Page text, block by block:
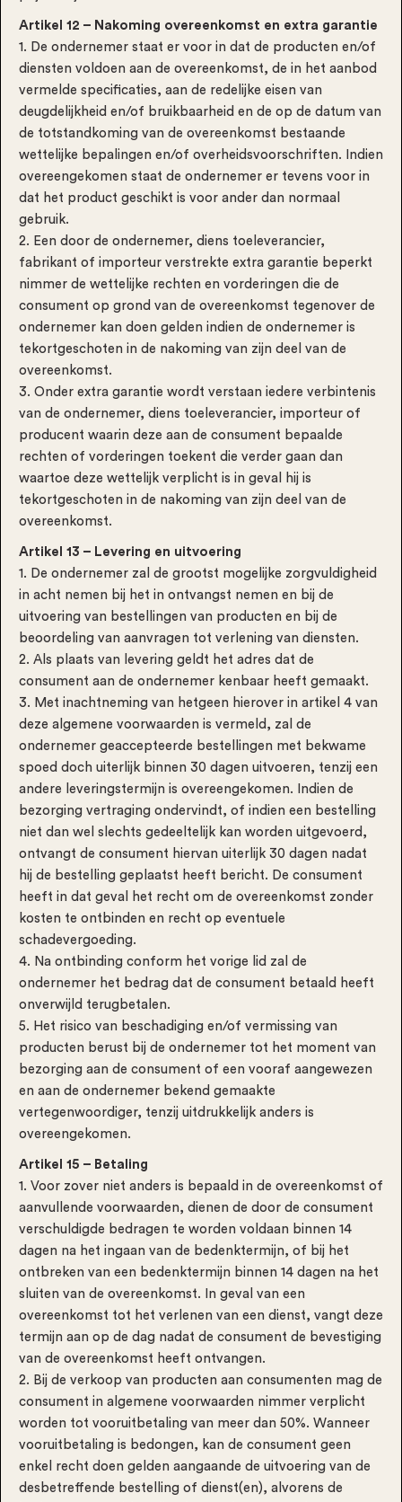
Artikel 12 – Nakoming overeenkomst en extra garantie
1. De ondernemer staat er voor in dat de producten en/of
diensten voldoen aan de overeenkomst, de in het aanbod
vermelde specificaties, aan de redelijke eisen van
deugdelijkheid en/of bruikbaarheid en de op de datum van
de totstandkoming van de overeenkomst bestaande
wettelijke bepalingen en/of overheidsvoorschriften. Indien
overeengekomen staat de ondernemer er tevens voor in
dat het product geschikt is voor ander dan normaal
gebruik.
2. Een door de ondernemer, diens toeleverancier,
fabrikant of importeur verstrekte extra garantie beperkt
nimmer de wettelijke rechten en vorderingen die de
consument op grond van de overeenkomst tegenover de
ondernemer kan doen gelden indien de ondernemer is
tekortgeschoten in de nakoming van zijn deel van de
overeenkomst.
3. Onder extra garantie wordt verstaan iedere verbintenis
van de ondernemer, diens toeleverancier, importeur of
producent waarin deze aan de consument bepaalde
rechten of vorderingen toekent die verder gaan dan
waartoe deze wettelijk verplicht is in geval hij is
tekortgeschoten in de nakoming van zijn deel van de
overeenkomst.
Artikel 13 – Levering en uitvoering
1. De ondernemer zal de grootst mogelijke zorgvuldigheid
in acht nemen bij het in ontvangst nemen en bij de
uitvoering van bestellingen van producten en bij de
beoordeling van aanvragen tot verlening van diensten.
2. Als plaats van levering geldt het adres dat de
consument aan de ondernemer kenbaar heeft gemaakt.
3. Met inachtneming van hetgeen hierover in artikel 4 van
deze algemene voorwaarden is vermeld, zal de
ondernemer geaccepteerde bestellingen met bekwame
spoed doch uiterlijk binnen 30 dagen uitvoeren, tenzij een
andere leveringstermijn is overeengekomen. Indien de
bezorging vertraging ondervindt, of indien een bestelling
niet dan wel slechts gedeeltelijk kan worden uitgevoerd,
ontvangt de consument hiervan uiterlijk 30 dagen nadat
hij de bestelling geplaatst heeft bericht. De consument
heeft in dat geval het recht om de overeenkomst zonder
kosten te ontbinden en recht op eventuele
schadevergoeding.
4. Na ontbinding conform het vorige lid zal de
ondernemer het bedrag dat de consument betaald heeft
onverwijld terugbetalen.
5. Het risico van beschadiging en/of vermissing van
producten berust bij de ondernemer tot het moment van
bezorging aan de consument of een vooraf aangewezen
en aan de ondernemer bekend gemaakte
vertegenwoordiger, tenzij uitdrukkelijk anders is
overeengekomen.
Artikel 15 – Betaling
1. Voor zover niet anders is bepaald in de overeenkomst of
aanvullende voorwaarden, dienen de door de consument
verschuldigde bedragen te worden voldaan binnen 14
dagen na het ingaan van de bedenktermijn, of bij het
ontbreken van een bedenktermijn binnen 14 dagen na het
sluiten van de overeenkomst. In geval van een
overeenkomst tot het verlenen van een dienst, vangt deze
termijn aan op de dag nadat de consument de bevestiging
van de overeenkomst heeft ontvangen.
2. Bij de verkoop van producten aan consumenten mag de
consument in algemene voorwaarden nimmer verplicht
worden tot vooruitbetaling van meer dan 50%. Wanneer
vooruitbetaling is bedongen, kan de consument geen
enkel recht doen gelden aangaande de uitvoering van de
desbetreffende bestelling of dienst(en), alvorens de